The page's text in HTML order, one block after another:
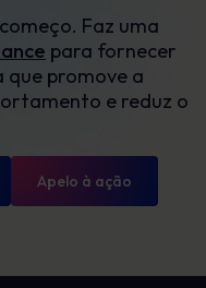
Faz uma
para fornecer
promove a
e reduz o
Apelo à ação